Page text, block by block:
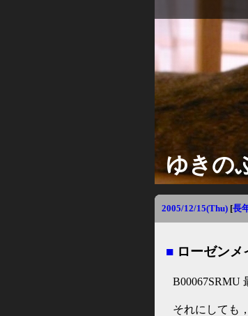
ゆきの
2005/12/15(Thu) [長
■ ローゼンメ
B00067SRMU
それにしても，